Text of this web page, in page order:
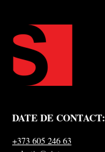
DATE DE CONTACT:
+373 605 246 63